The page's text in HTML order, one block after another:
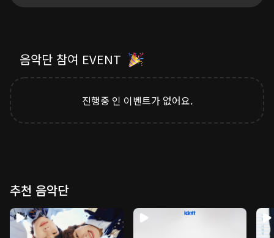
음악단 참여 EVENT
진행중 인 이벤트가 없어요.
추천 음악단